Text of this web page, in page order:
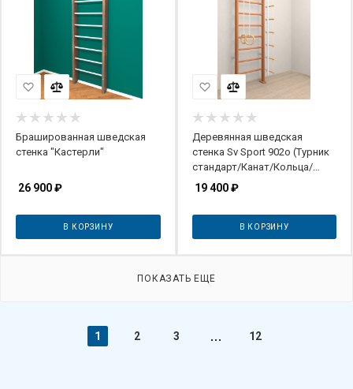
Брашированная шведская
стенка "Кастерли"
26 900₽
В КОРЗИНУ
Деревянная шведская
стенка Sv Sport 902о (Турник
стандарт/Канат/Кольца/
Лестница)
19 400₽
В КОРЗИНУ
ПОКАЗАТЬ ЕЩЕ
1 2 3 12